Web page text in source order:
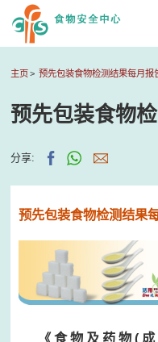
主页 预先包装食物检测结果每月报
预先包装食物
分享:
预先包装食物检测结果
《 食 物 及 药 物 (